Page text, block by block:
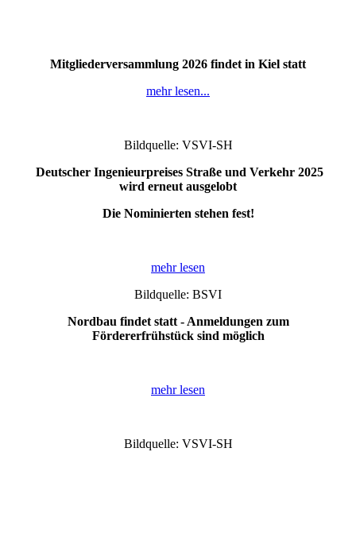
Mitgliederversammlung 2026 findet in Kiel statt
mehr lesen...
Bildquelle: VSVI-SH
Deutscher Ingenieurpreises Straße und Verkehr 2025
wird erneut ausgelobt
Die Nominierten stehen fest!
mehr lesen
Bildquelle: BSVI
Nordbau findet statt - Anmeldungen zum
Fördererfrühstück sind möglich
mehr lesen
Bildquelle: VSVI-SH